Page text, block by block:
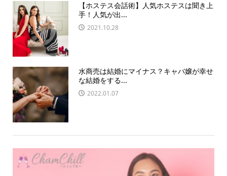
【ホステス会話術】人気ホステスは聞き上
手！人気が出...
2021.10.28
水商売は結婚にマイナス？キャバ嬢が幸せ
な結婚をする...
2022.01.07